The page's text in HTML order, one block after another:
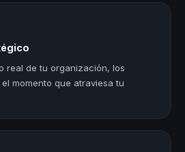
real de tu organización, los
momento que atraviesa tu